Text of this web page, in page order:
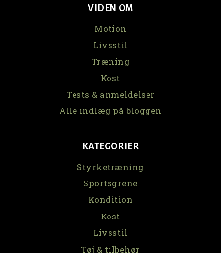
VIDEN OM
Motion
Livsstil
Træning
Kost
Tests & anmeldelser
Alle indlæg på bloggen
KATEGORIER
Styrketræning
Sportsgrene
Kondition
Kost
Livsstil
Tøj & tilbehør